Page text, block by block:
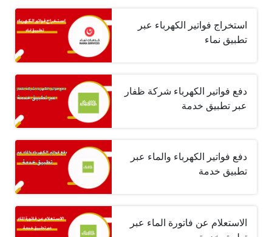
استخراج فواتير الكهرباء عبر
تطبيق نماء
دفع فواتير الكهرباء شركة ظفار
عبر تطبيق خدمة
دفع فواتير الكهرباء والماء عبر
تطبيق خدمة
الاستعلام عن فاتورة الماء عبر